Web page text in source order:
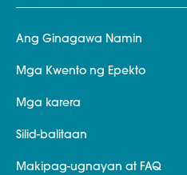
Ang Ginagawa Namin
Mga Kwento ng Epekto
Mga karera
Silid-balitaan
Makipag-ugnayan at FAQ